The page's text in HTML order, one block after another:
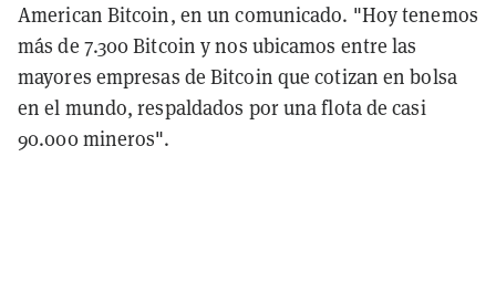
American Bitcoin, en un comunicado. "Hoy tenemos
más de 7.300 Bitcoin y nos ubicamos entre las
mayores empresas de Bitcoin que cotizan en bolsa
en el mundo, respaldados por una flota de casi
90.000 mineros".